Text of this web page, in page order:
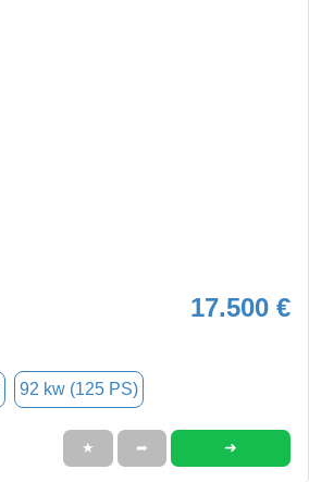
17.500 €
92 kw (125 PS)
★ ➦ ➜